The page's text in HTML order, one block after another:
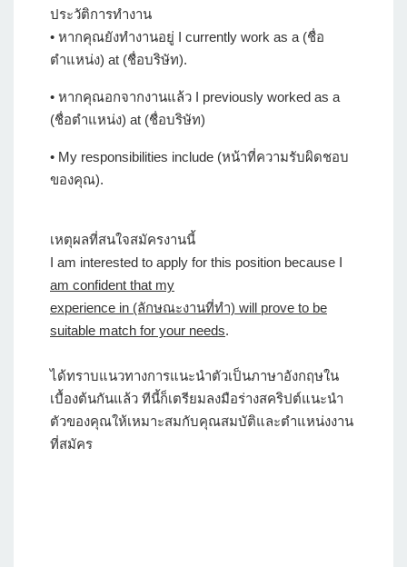
ประวัติการทำงาน
• หากคุณยังทำงานอยู่ I currently work as a (ชื่อ
ตำแหน่ง) at (ชื่อบริษัท).
• หากคุณอกจากงานแล้ว I previously worked as a
(ชื่อตำแหน่ง) at (ชื่อบริษัท)
• My responsibilities include (หน้าที่ความรับผิดชอบ
ของคุณ).
เหตุผลที่สนใจสมัครงานนี้
I am interested to apply for this position because I
am confident that my
experience in (ลักษณะงานที่ทำ) will prove to be
suitable match for your needs.
ได้ทราบแนวทางการแนะนำตัวเป็นภาษาอังกฤษใน
เบื้องต้นกันแล้ว ทีนี้ก็เตรียมลงมือร่างสคริปต์แนะนำ
ตัวของคุณให้เหมาะสมกับคุณสมบัติและตำแหน่งงาน
ที่สมัคร